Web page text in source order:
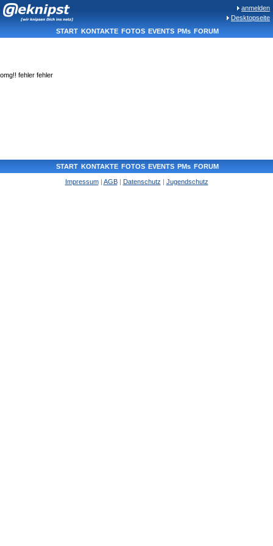
anmelden
Desktopseite
START KONTAKTE FOTOS EVENTS PMs FORUM
omg!! fehler fehler
START KONTAKTE FOTOS EVENTS PMs FORUM
Impressum| AGB| Datenschutz | Jugendschutz